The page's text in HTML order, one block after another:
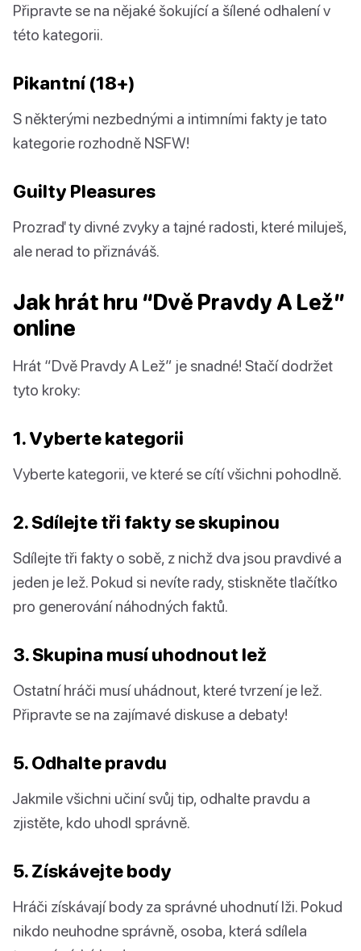
Připravte se na nějaké šokující a šílené odhalení v
této kategorii.
Pikantní (18+)
S některými nezbednými a intimními fakty je tato
kategorie rozhodně NSFW!
Guilty Pleasures
Prozraď ty divné zvyky a tajné radosti, které miluješ,
ale nerad to přiznáváš.
Jak hrát hru “Dvě Pravdy A Lež”
online
Hrát “Dvě Pravdy A Lež” je snadné! Stačí dodržet
tyto kroky:
1. Vyberte kategorii
Vyberte kategorii, ve které se cítí všichni pohodlně.
2. Sdílejte tři fakty se skupinou
Sdílejte tři fakty o sobě, z nichž dva jsou pravdivé a
jeden je lež. Pokud si nevíte rady, stiskněte tlačítko
pro generování náhodných faktů.
3. Skupina musí uhodnout lež
Ostatní hráči musí uhádnout, které tvrzení je lež.
Připravte se na zajímavé diskuse a debaty!
5. Odhalte pravdu
Jakmile všichni učiní svůj tip, odhalte pravdu a
zjistěte, kdo uhodl správně.
5. Získávejte body
Hráči získávají body za správné uhodnutí lži. Pokud
nikdo neuhodne správně, osoba, která sdílela